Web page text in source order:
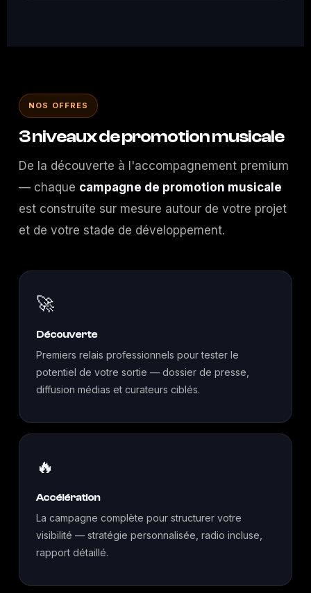
NOS OFFRES
3 niveaux de promotion musicale
De la découverte à l'accompagnement premium
— chaque campagne de promotion musicale
est construite sur mesure autour de votre projet
et de votre stade de développement.
🚀
Découverte
Premiers relais professionnels pour tester le
potentiel de votre sortie — dossier de presse,
diffusion médias et curateurs ciblés.
🔥
Accélération
La campagne complète pour structurer votre
visibilité — stratégie personnalisée, radio incluse,
rapport détaillé.